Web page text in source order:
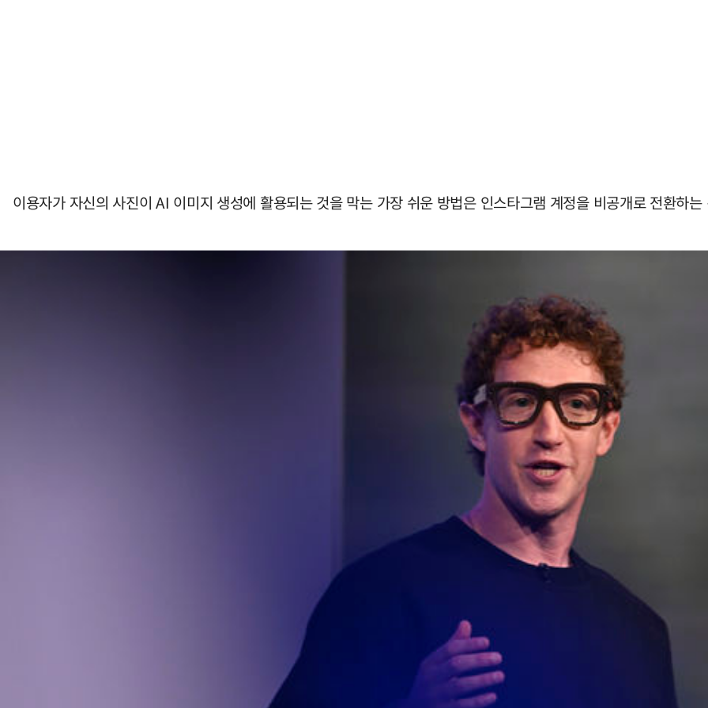
이용자가 자신의 사진이 AI 이미지 생성에 활용되는 것을 막는 가장 쉬운 방법은 인스타그램 계정을 비공개로 전환하는